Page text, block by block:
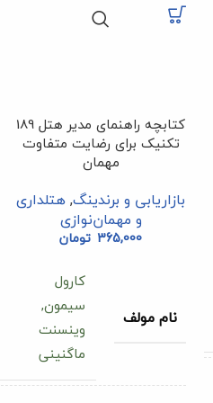
کتابچه راهنمای مدیر هتل 189
تکنیک برای رضایت متفاوت
مهمان
بازاریابی و برندینگ,هتلداری
و مهمان‌نوازی
365,000 تومان
نام مولف
کارول
سیمون,
وینسنت
ماگنینی